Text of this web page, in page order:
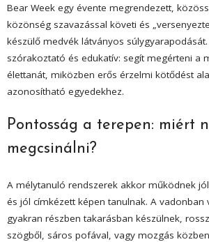
Bear Week egy évente megrendezett,
közönség szavazással követi és
készülő medvék látványos
szórakoztató és edukatív: segít megérteni a
élettanát, miközben erős érzelmi kötődést
azonosítható egyedekhez.
Pontosság a terepen: miért
megcsinálni?
A mélytanuló rendszerek akkor működnek
és jól címkézett képen tanulnak. A vadonban
gyakran részben takarásban készülnek,
szögből, sáros pofával, vagy mozgás